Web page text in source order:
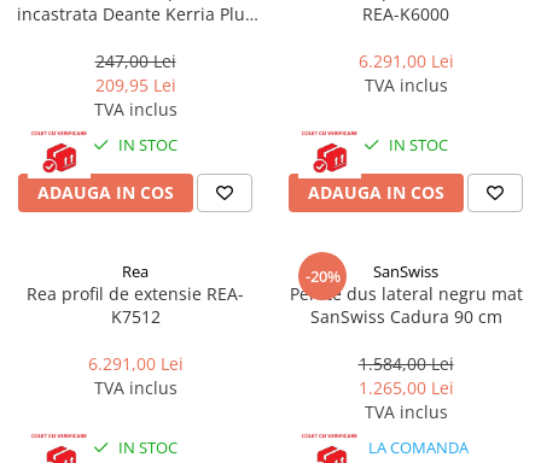
Usi si pereti
Usi culisante
Usi pliabile
Pereti ficsi
Sisteme de dus
Coloane de dus
Seturi de dus
Pare, furtunuri si accesorii
Accesorii baie
Accesorii dus
incastrata Deante Kerria Plus
247,00 Lei
209,95 Lei
TVA inclus
IN STOC
ADAUGA IN COS
REA-K6000
6.291,00 Lei
TVA inclus
IN STOC
ADAUGA IN COS
Rea
Rea profil de extensie REA-
K7512
6.291,00 Lei
TVA inclus
IN STOC
-20% SanSwiss
Perete dus lateral negru mat
SanSwiss Cadura 90 cm
1.584,00 Lei
1.265,00 Lei
TVA inclus
LA COMANDA